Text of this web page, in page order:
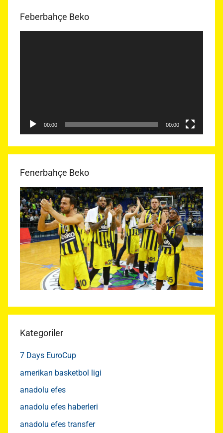
Feberbahçe Beko
00:00 00:00
Fenerbahçe Beko
Kategoriler
7 Days EuroCup
amerikan basketbol ligi
anadolu efes
anadolu efes haberleri
anadolu efes transfer